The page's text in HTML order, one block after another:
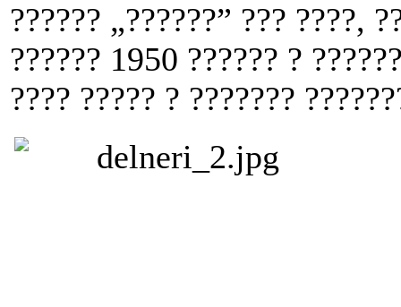
?????? „??????” ??? ????,
?????? 1950 ?????? ?
???? ????? ? ???????